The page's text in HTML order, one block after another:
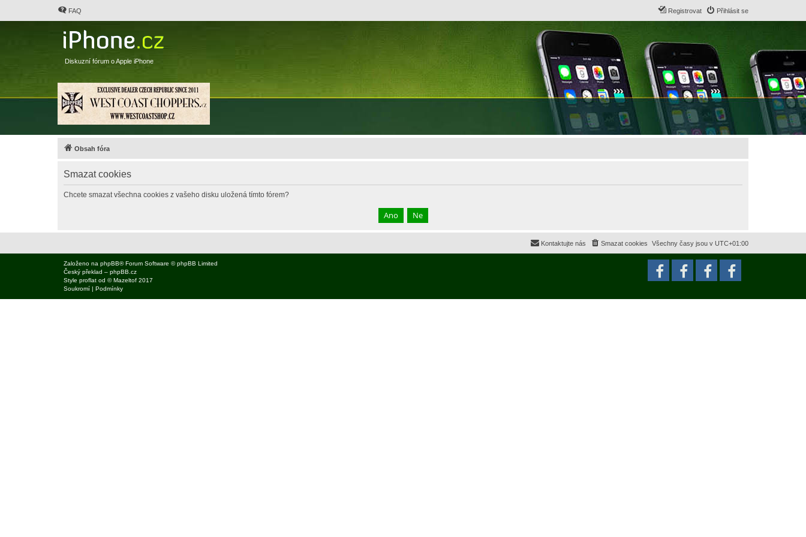
FAQ Přihlásit se
Registrovat
Diskuzní fórum o Apple iPhone
Obsah fóra
Smazat cookies
Chcete smazat všechna cookies z vašeho disku uložená tímto fórem?
Všechny časy jsou v UTC+01:00
Smazat cookies
Kontaktujte nás
Založeno na phpBB® Forum Software © phpBB Limited
Český překlad – phpBB.cz
Style proflat od ©Mazeltof 2017
Soukromí | Podmínky